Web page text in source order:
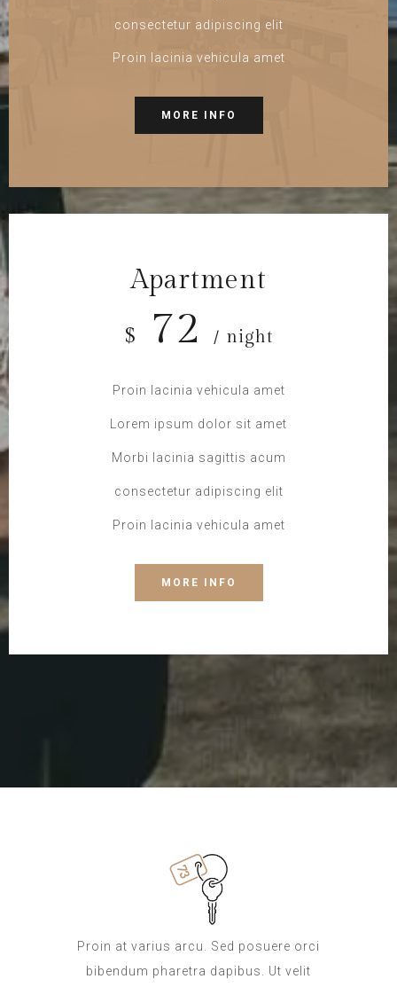
consectetur adipiscing elit
Proin lacinia vehicula amet
MORE INFO
Apartment
$ 72 / night
Proin lacinia vehicula amet
Lorem ipsum dolor sit amet
Morbi lacinia sagittis acum
consectetur adipiscing elit
Proin lacinia vehicula amet
MORE INFO
Proin at varius arcu. Sed posuere orci
bibendum pharetra dapibus. Ut velit